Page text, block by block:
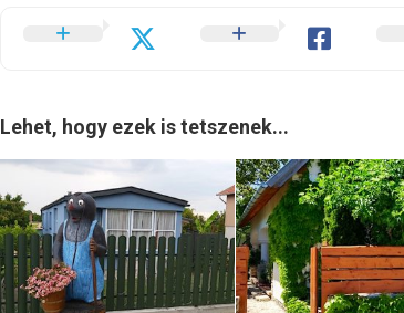
Lehet, hogy ezek is tetszenek...